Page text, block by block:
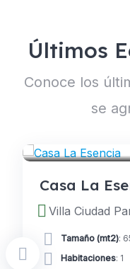
Últimos
Conoce los
se
Casa La
Tamaño (mt2):
Habitaciones: 1